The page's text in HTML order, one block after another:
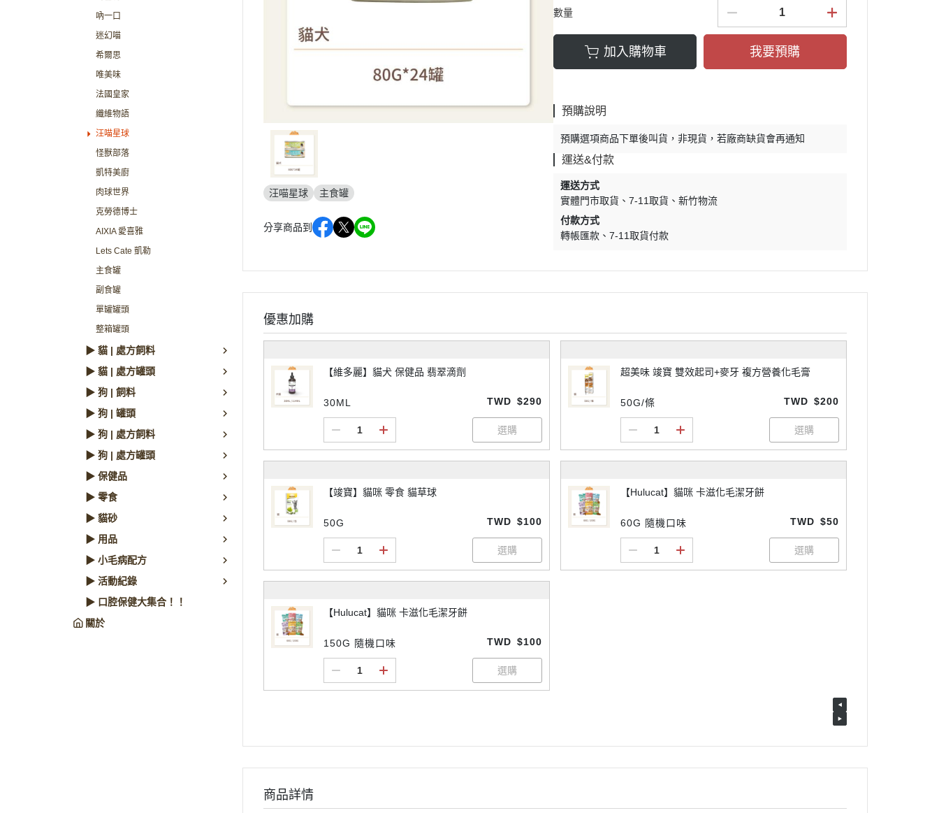
吶一口
迷幻喵
希爾思
唯美味
法國皇家
纖維物語
汪喵星球
怪獸部落
凱特美廚
肉球世界
克勞德博士
AIXIA 愛喜雅
Lets Cate 凱勒
主食罐
副食罐
單罐罐頭
整箱罐頭
▶ 貓 | 處方飼料
▶ 貓 | 處方罐頭
▶ 狗 | 飼料
▶ 狗 | 罐頭
▶ 狗 | 處方飼料
▶ 狗 | 處方罐頭
▶ 保健品
▶ 零食
▶ 貓砂
▶ 用品
▶ 小毛病配方
▶ 活動紀錄
▶ 口腔保健大集合！！
關於
汪喵星球 主食罐
分享商品到
數量
加入購物車 我要預購
預購說明
預購選項商品下單後叫貨，非現貨，若廠商缺貨會再通知
運送&付款
運送方式
實體門市取貨
7-11取貨
新竹物流
付款方式
轉帳匯款
7-11取貨付款
優惠加購
【維多麗】貓犬 保健品 翡翠滴劑
30ML TWD $290
超美味 竣寶 雙效起司+麥牙 複方營養化毛膏
50G/條 TWD $200
【竣寶】貓咪 零食 貓草球
50G TWD $100
【Hulucat】貓咪 卡滋化毛潔牙餅
60G 隨機口味 TWD $50
【Hulucat】貓咪 卡滋化毛潔牙餅
150G 隨機口味 TWD $100
商品詳情